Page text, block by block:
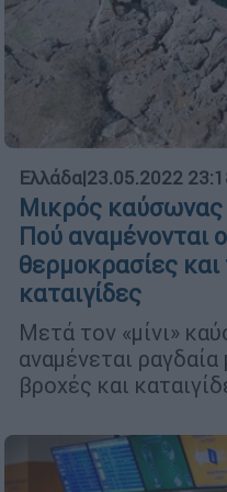
Ελλάδα|23.05.2022
Μικρός
Πού αναμένονται
θερμοκρασίες
καταιγίδες
Μετά τον «μίνι»
αναμένεται
βροχές και